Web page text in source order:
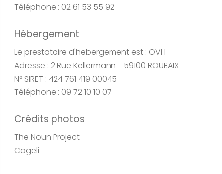
Téléphone : 02 61 53 55 92
Hébergement
Le prestataire d'hebergement est : OVH
Adresse : 2 Rue Kellermann - 59100 ROUBAIX
N° SIRET : 424 761 419 00045
Téléphone : 09 72 10 10 07
Crédits photos
The Noun Project
Cogeli